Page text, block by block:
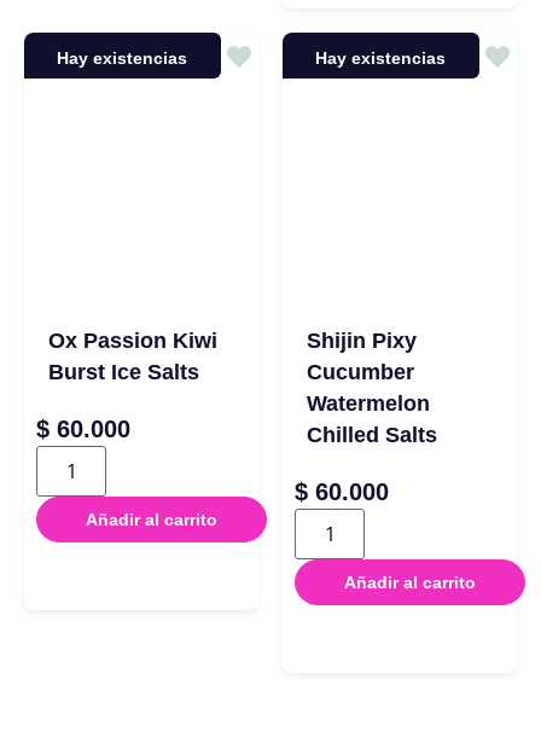
Hay existencias
Ox Passion Kiwi
Burst Ice Salts
$ 60.000
Añadir al carrito
Hay existencias
Shijin Pixy
Cucumber
Watermelon
Chilled Salts
$ 60.000
Añadir al carrito